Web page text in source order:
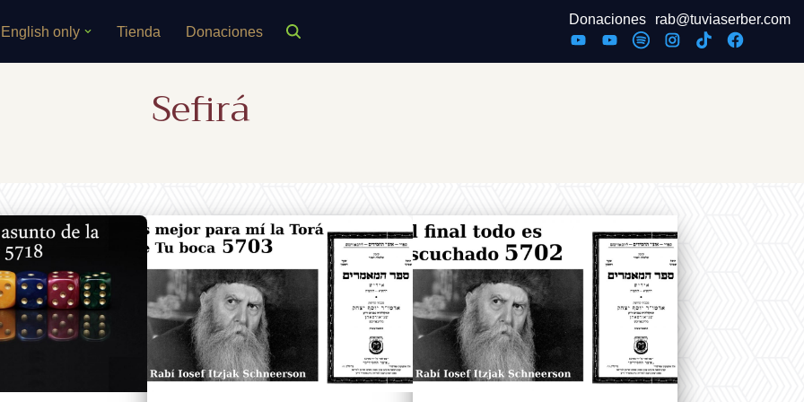
English only Tienda Donaciones
Donaciones rab@tuviaserber.com
Sefirá